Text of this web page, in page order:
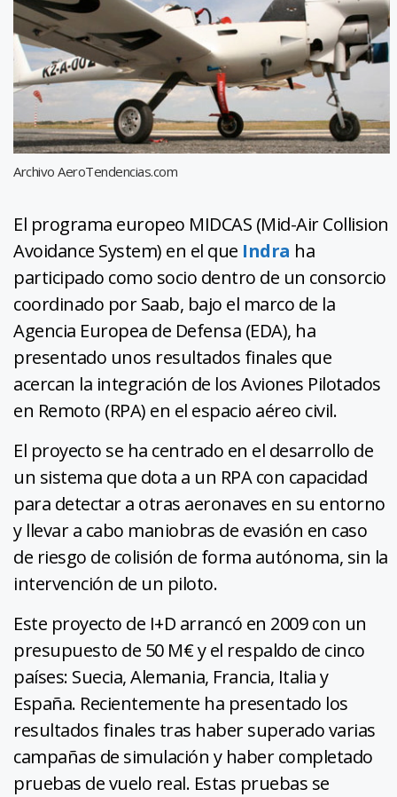
Archivo AeroTendencias.com
El programa europeo MIDCAS (Mid-Air Collision
Avoidance System) en el que Indra ha
participado como socio dentro de un consorcio
coordinado por Saab, bajo el marco de la
Agencia Europea de Defensa (EDA), ha
presentado unos resultados finales que
acercan la integración de los Aviones Pilotados
en Remoto (RPA) en el espacio aéreo civil.
El proyecto se ha centrado en el desarrollo de
un sistema que dota a un RPA con capacidad
para detectar a otras aeronaves en su entorno
y llevar a cabo maniobras de evasión en caso
de riesgo de colisión de forma autónoma, sin la
intervención de un piloto.
Este proyecto de I+D arrancó en 2009 con un
presupuesto de 50 M€ y el respaldo de cinco
países: Suecia, Alemania, Francia, Italia y
España. Recientemente ha presentado los
resultados finales tras haber superado varias
campañas de simulación y haber completado
pruebas de vuelo real. Estas pruebas se